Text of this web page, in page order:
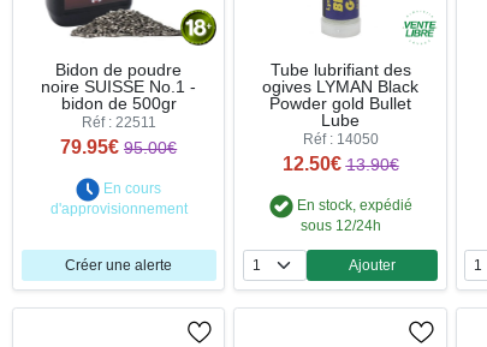
Bidon de poudre
noire SUISSE No.1 -
bidon de 500gr
Réf : 22511
79.95€ 95.00€
En cours
d'approvisionnement
Créer une alerte
Tube lubrifiant des
ogives LYMAN Black
Powder gold Bullet
Lube
Réf : 14050
12.50€ 13.90€
En stock, expédié
sous 12/24h
Quantité
Ajouter